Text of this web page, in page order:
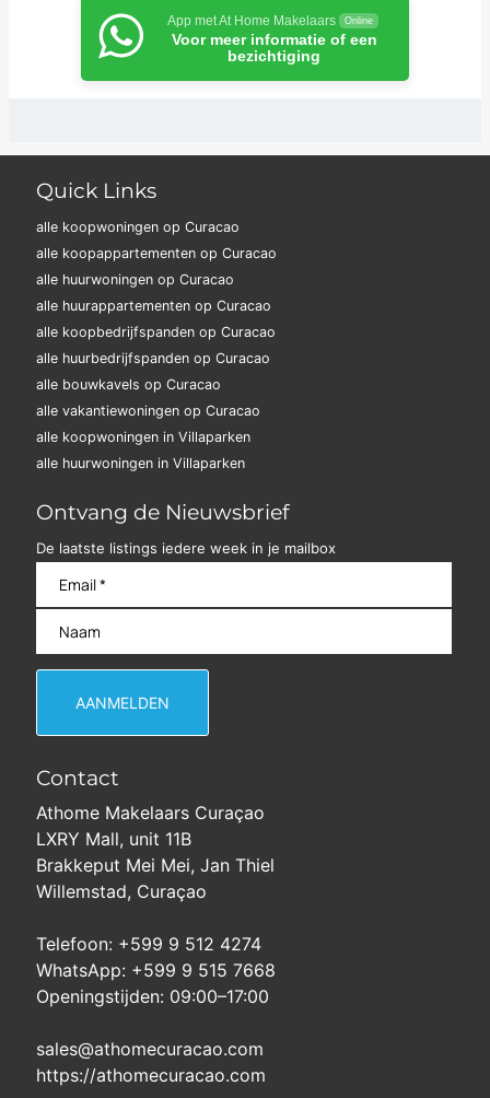
App met At Home Makelaars Online
Voor meer informatie of een
bezichtiging
Quick Links
alle koopwoningen op Curacao
alle koopappartementen op Curacao
alle huurwoningen op Curacao
alle huurappartementen op Curacao
alle koopbedrijfspanden op Curacao
alle huurbedrijfspanden op Curacao
alle bouwkavels op Curacao
alle vakantiewoningen op Curacao
alle koopwoningen in Villaparken
alle huurwoningen in Villaparken
Ontvang de Nieuwsbrief
De laatste listings iedere week in je mailbox
Contact
Athome Makelaars Curaçao
LXRY Mall, unit 11B
Brakkeput Mei Mei, Jan Thiel
Willemstad, Curaçao
Telefoon: +599 9 512 4274
WhatsApp: +599 9 515 7668
Openingstijden: 09:00–17:00
sales@athomecuracao.com
https://athomecuracao.com